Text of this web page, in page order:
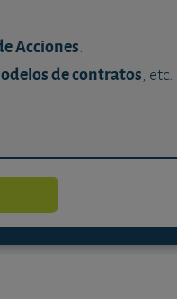
Acciones.
de contratos, etc.